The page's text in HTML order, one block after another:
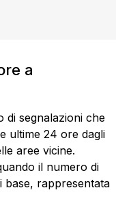
a
di segnalazioni che
ultime 24 ore dagli
aree vicine.
il numero di
base, rappresentata